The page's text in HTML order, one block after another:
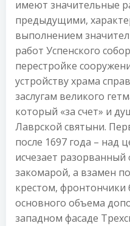
имеют значительные
предыдущими,
выполнением
работ Успенского
перестройке
устройству храма
заслугам великого
который «за счет» и
Лаврской святыни.
после 1697 года – над
исчезает разорванный
закомарой, а взамен
крестом, фронтончики
основного объема
западном фасаде